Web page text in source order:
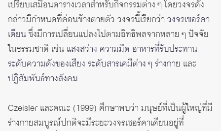
เปรียบเสมือนตารางเวลาสำหรับกิจกรรมต่าง ๆ โดยวงจรดัง
กล่าวมีกำหนดที่ค่อนข้างตายตัว วงจรนี้เรียกว่า วงจรเซอร์คา
เดียนซึ่งมีการเปลี่ยนแปลงไปตามอิทธิพลจากหลาย ๆ ปัจจัย
ในธรรมชาติ เช่น แสงสว่าง ความมืด อาหารที่รับประทาน
ระดับความดังของเสียง ระดับสารเคมีต่าง ๆ ร่างกาย และ
ปฏิสัมพันธ์ทางสังคม
Czeisler และคณะ (1999) ศึกษาพบว่า มนุษย์ที่เป็นผู้ใหญ่ที่มี
ร่างกายสมบูรณ์ปกติจะมีระยะวงจรเซอร์คาเดียนอยู่ที่